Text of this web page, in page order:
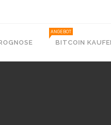
BITCOIN
ANGEBOT